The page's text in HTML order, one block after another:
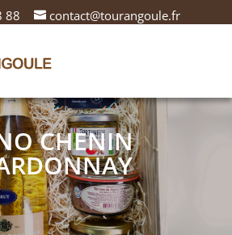
88 contact@tourangoule.fr
CHENIN